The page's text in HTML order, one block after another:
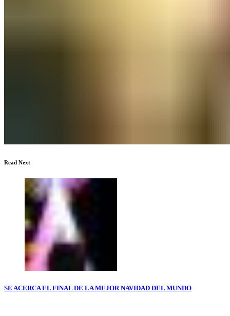
Read Next
SE ACERCA EL FINAL DE LA MEJOR NAVIDAD DEL MUNDO